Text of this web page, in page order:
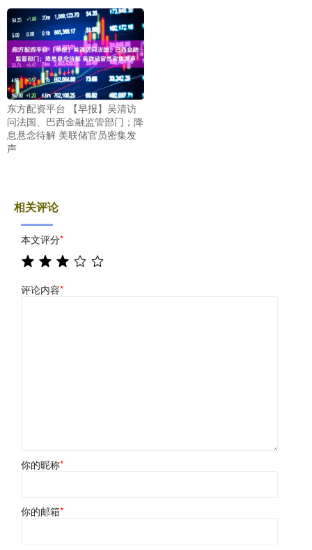
东方配资平台 【早报】吴清访
问法国、巴西金融监管部门；降
息悬念待解 美联储官员密集发
声
相关评论
本文评分*
评论内容*
你的昵称*
你的邮箱*